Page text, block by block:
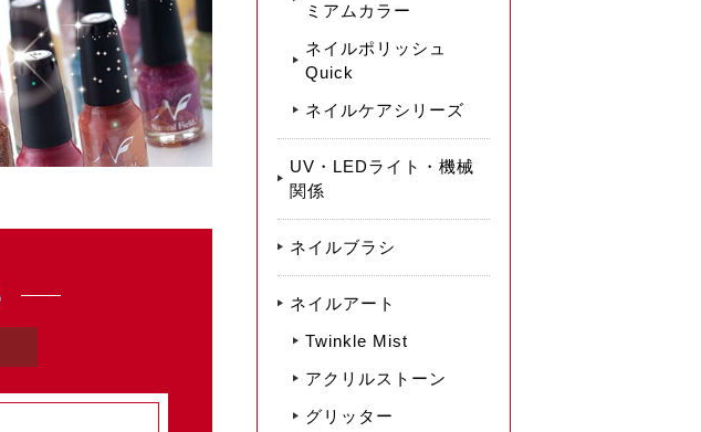
ミアムカラー
ネイルポリッシュ
Quick
ネイルケアシリーズ
UV・LEDライト・機械
関係
ネイルブラシ
ネイルアート
Twinkle Mist
アクリルストーン
グリッター